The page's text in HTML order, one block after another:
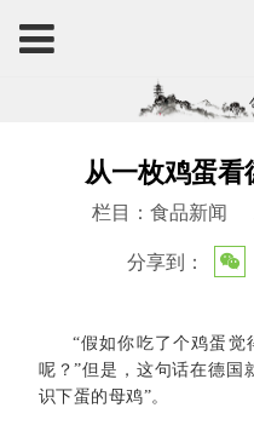
从一枚鸡蛋
栏目：食品新闻
分享到：
“假如你吃了个鸡蛋
呢？”但是，这句话在德国
识下蛋的母鸡”。